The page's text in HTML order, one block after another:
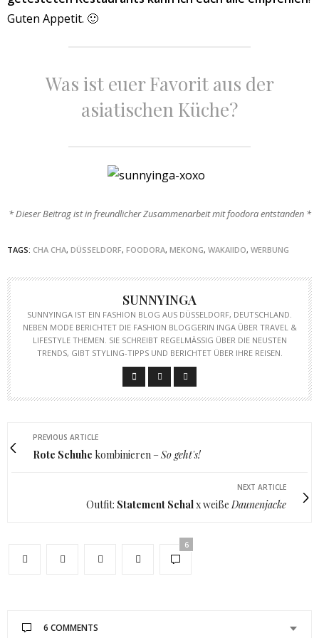
Guten Appetit. 🙂
Was ist euer Favorit aus der
asiatischen Küche?
* Dieser Beitrag ist in freundlicher Zusammenarbeit mit foodora entstanden *
TAGS: CHA CHA, DÜSSELDORF, FOODORA, MEKONG, WAKAIIDO, WERBUNG
SUNNYINGA
SUNNYINGA IST EIN FASHION BLOG AUS DÜSSELDORF, DEUTSCHLAND.
NEBEN MODE BERICHTET DIE FASHION BLOGGERIN INGA ÜBER TRAVEL &
LIFESTYLE THEMEN. SIE SCHREIBT REGELMÄSSIG ÜBER DIE NEUSTEN T
RENDS, GIBT STYLING-TIPPS UND BERICHTET ÜBER IHRE REISEN.
PREVIOUS ARTICLE
Rote Schuhe kombinieren – So geht's!
NEXT ARTICLE
Outfit: Statement Schalx weißeDaunenjacke
6
6 COMMENTS